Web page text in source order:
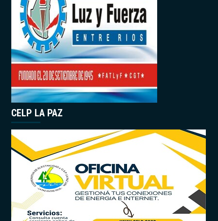
CELP LA PAZ